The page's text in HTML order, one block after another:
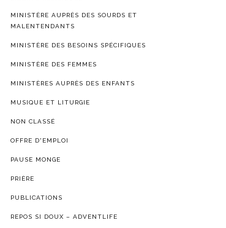
MINISTÈRE AUPRÈS DES SOURDS ET
MALENTENDANTS
MINISTÈRE DES BESOINS SPÉCIFIQUES
MINISTÈRE DES FEMMES
MINISTÈRES AUPRÈS DES ENFANTS
MUSIQUE ET LITURGIE
NON CLASSÉ
OFFRE D'EMPLOI
PAUSE MONGE
PRIÈRE
PUBLICATIONS
REPOS SI DOUX – ADVENTLIFE